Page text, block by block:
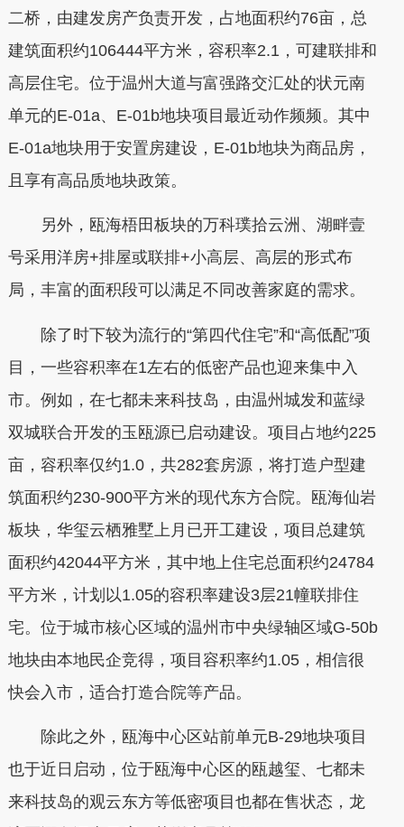
二桥，由建发房产负责开发，占地面积约76亩，总
建筑面积约106444平方米，容积率2.1，可建联排和
高层住宅。位于温州大道与富强路交汇处的状元南
单元的E-01a、E-01b地块项目最近动作频频。其中
E-01a地块用于安置房建设，E-01b地块为商品房，
且享有高品质地块政策。
另外，瓯海梧田板块的万科璞拾云洲、湖畔壹
号采用洋房+排屋或联排+小高层、高层的形式布
局，丰富的面积段可以满足不同改善家庭的需求。
除了时下较为流行的“第四代住宅”和“高低配”项
目，一些容积率在1左右的低密产品也迎来集中入
市。例如，在七都未来科技岛，由温州城发和蓝绿
双城联合开发的玉瓯源已启动建设。项目占地约225
亩，容积率仅约1.0，共282套房源，将打造户型建
筑面积约230-900平方米的现代东方合院。瓯海仙岩
板块，华玺云栖雅墅上月已开工建设，项目总建筑
面积约42044平方米，其中地上住宅总面积约24784
平方米，计划以1.05的容积率建设3层21幢联排住
宅。位于城市核心区域的温州市中央绿轴区域G-50b
地块由本地民企竞得，项目容积率约1.05，相信很
快会入市，适合打造合院等产品。
除此之外，瓯海中心区站前单元B-29地块项目
也于近日启动，位于瓯海中心区的瓯越玺、七都未
来科技岛的观云东方等低密项目也都在售状态，龙